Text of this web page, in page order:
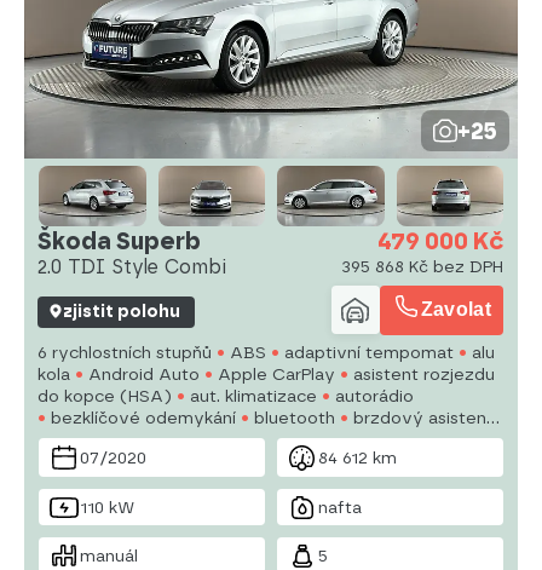
+25
Škoda Superb
2.0 TDI Style Combi
479 000 Kč
395 868 Kč bez DPH
zjistit polohu Zavolat
6 rychlostních stupňů ABS adaptivní tempomat
alu
kola
Android Auto Apple CarPlay
asistent rozjezdu
do kopce (HSA)
aut. klimatizace
autorádio
bezklíčové odemykání
bluetooth
brzdový asistent
centrál dálkový
dojezdové rezervní kolo
el. okna
07/2020
84 612 km
110 kW nafta
manuál 5